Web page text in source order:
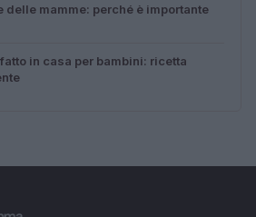
delle mamme: perché è importante
in casa per bambini: ricetta